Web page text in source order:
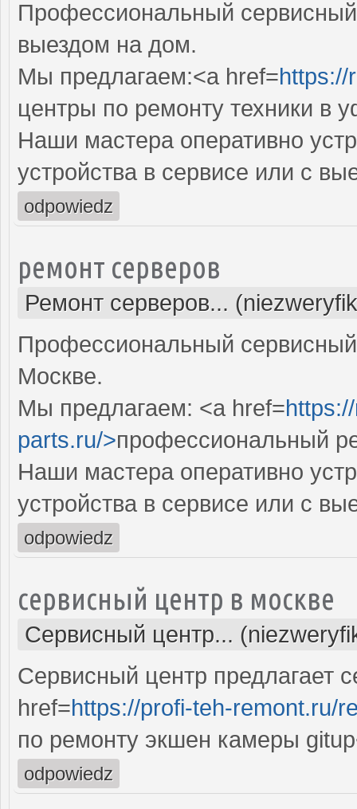
Профессиональный
выездом на дом.
Мы предлагаем:<a href=https://
центры по ремонту техники в
Наши мастера оперативно
устройства в сервисе или с
odpowiedz
ремонт серверов
Ремонт серверов...
Профессиональный
Москве.
Мы предлагаем: <a href=
parts.ru/>профессиональный
Наши мастера оперативно
устройства в сервисе или с
odpowiedz
сервисный центр в москве
Сервисный центр...
Сервисный центр предлагает
href=https://profi-teh-remont.ru/
по ремонту экшен камеры
odpowiedz